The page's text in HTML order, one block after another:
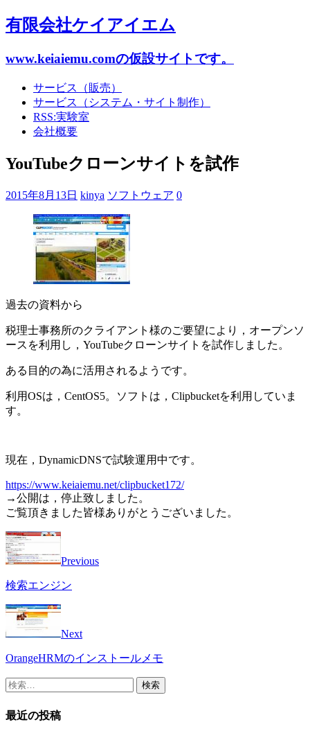
有限会社ケイアイエム
www.keiaiemu.comの仮設サイトです。
サービス（販売）
サービス（システム・サイト制作）
RSS:実験室
会社概要
YouTubeクローンサイトを試作
2015年8月13日 kinya ソフトウェア 0
過去の資料から
税理士事務所のクライアント様のご要望により，オープンソ
ースを利用し，YouTubeクローンサイトを試作しました。
ある目的の為に活用されるようです。
利用OSは，CentOS5。ソフトは，Clipbucketを利用していま
す。
現在，DynamicDNSで試験運用中です。
https://www.keiaiemu.net/clipbucket172/
→公開は，停止致しました。
ご覧頂きました皆様ありがとうございました。
Previous
検索エンジン
Next
OrangeHRMのインストールメモ
検
最近の投稿